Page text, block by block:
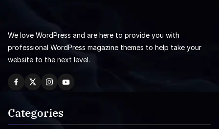
We love WordPress and are here to provide you with
professional WordPress magazine themes to help take your
website to the next level.
Categories